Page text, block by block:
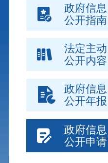
政府信息
公开指南
法定主动
公开内容
政府信息
公开年报
政府信息
公开申请